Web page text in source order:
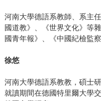
河南大學德語系教師、系主
國道教》、《世界文化》等
國青年報》、《中國紀檢監
徐悠
河南大學德語系教教，碩士
就讀期間在德國特里爾大學